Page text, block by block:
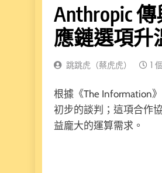
Anthropic
應鏈選項升
跳跳虎（蔡虎虎） 1
根據《The Information
初步的談判；這項合作
益龐大的運算需求。